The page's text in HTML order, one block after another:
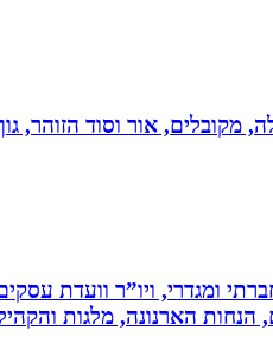
מקובלים, אור וסוד הזוהר,
ומגדרי, ויו”ר וועדת
הנחות הארנונה, מלגות